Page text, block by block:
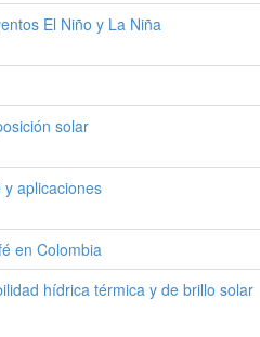
El Niño y La Niña
solar
aplicaciones
en Colombia
hídrica térmica y de brillo solar